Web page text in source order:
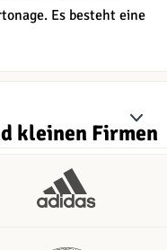
Es besteht eine
kleinen Firmen